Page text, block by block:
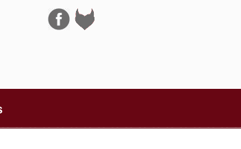
Navigation